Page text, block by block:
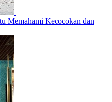
Memahami Kecocokan dan